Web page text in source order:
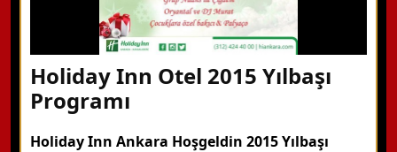
Holiday Inn Otel 2015 Yılbaşı
Programı
Holiday Inn Ankara Hoşgeldin 2015 Yılbaşı